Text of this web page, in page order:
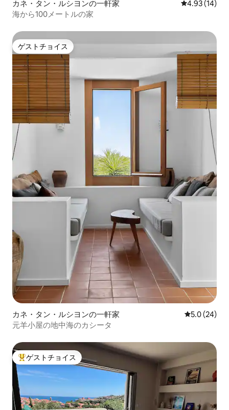
カネ・タン・ルシヨンの一軒家 レビュー14
4.93 (14)
海から100メートルの家
ゲストチョイス
ゲストチョイス
カネ・タン・ルシヨンの一軒家 レビュー24
5.0 (24)
元羊小屋の地中海のカシータ
大好評のゲストチョイスです。
ゲストチョイス